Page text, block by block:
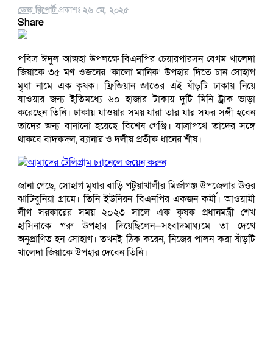
ডেস্ক রিপোর্ট প্রকাশঃ ২৬ মে, ২০২৫
Share
পবিত্র ঈদুল আজহা উপলক্ষে বিএনপির চেয়ারপারসন বেগম খালেদা
জিয়াকে ৩৫ মণ ওজনের ‘কালো মানিক’ উপহার দিতে চান সোহাগ
মৃধা নামে এক কৃষক। ফ্রিজিয়ান জাতের এই ষাঁড়টি ঢাকায় নিয়ে
যাওয়ার জন্য ইতিমধ্যে ৬০ হাজার টাকায় দুটি মিনি ট্রাক ভাড়া
করেছেন তিনি। ঢাকায় যাওয়ার সময় যারা তার যার সফর সঙ্গী হবেন
তাদের জন্য বানানো হয়েছে বিশেষ গেঞ্জি। যাত্রাপথে তাদের সঙ্গে
থাকবে বাদকদল, ব্যানার ও দলীয় প্রতীক ধানের শীষ।
আমাদের টেলিগ্রাম চ্যানেলে জয়েন করুন
জানা গেছে, সোহাগ মৃধার বাড়ি পটুয়াখালীর মির্জাগঞ্জ উপজেলার উত্তর
ঝাটিবুনিয়া গ্রামে। তিনি ইউনিয়ন বিএনপির একজন কর্মী। আওয়ামী
লীগ সরকারের সময় ২০২৩ সালে এক কৃষক প্রধানমন্ত্রী শেখ
হাসিনাকে গরু উপহার দিয়েছিলেন—সংবাদমাধ্যমে তা দেখে
অনুপ্রাণিত হন সোহাগ। তখনই ঠিক করেন, নিজের পালন করা ষাঁড়টি
খালেদা জিয়াকে উপহার দেবেন তিনি।